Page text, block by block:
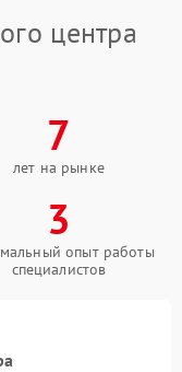
центра
7
лет на рынке
3
опыт работы
специалистов